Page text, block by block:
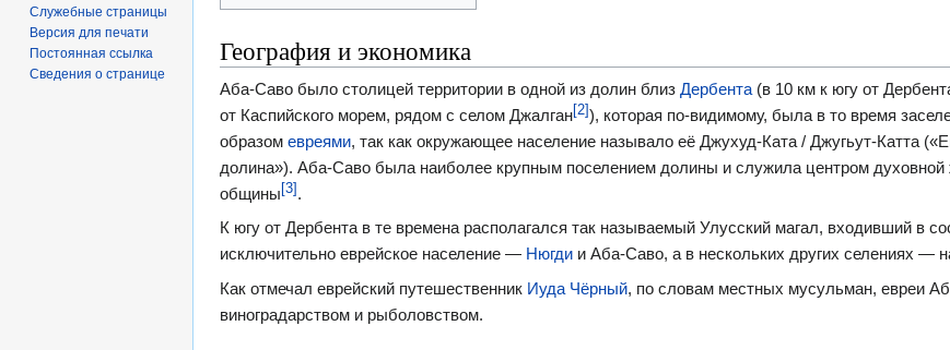
География и экономика
Аба-Саво было столицей территории в одной из долин близ Дербента (в 10 км к югу от
от Каспийского морем, рядом с селом Джалган[2]), которая по-видимому, была в то время
образом евреями, так как окружающее население называло её Джухуд-Ката / Джугьут-Катта
долина»). Аба-Саво была наиболее крупным поселением долины и служила центром духовной
общины [3] .
К югу от Дербента в те времена располагался так называемый Улусский магал, входивший в
исключительно еврейское население — Нюгди и Аба-Саво, а в нескольких других селениях —
Как отмечал еврейский путешественник Иуда Чёрный, по словам местных мусульман, евреи
виноградарством и рыболовством.
Служебные страницы
Версия для печати
Постоянная ссылка
Сведения о странице